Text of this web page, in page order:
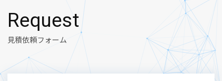
Request
見積依頼フォーム